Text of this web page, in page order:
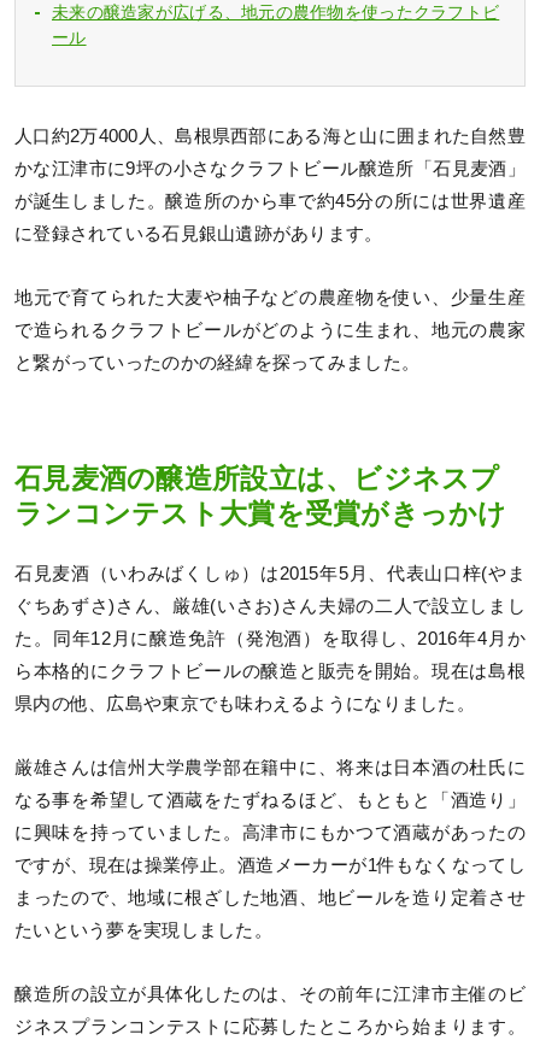
未来の醸造家が広げる、地元の農作物を使ったクラフトビ
ール
人口約2万4000人、島根県西部にある海と山に囲まれた自然豊
かな江津市に9坪の小さなクラフトビール醸造所「石見麦酒」
が誕生しました。醸造所のから車で約45分の所には世界遺産
に登録されている石見銀山遺跡があります。
地元で育てられた大麦や柚子などの農産物を使い、少量生産
で造られるクラフトビールがどのように生まれ、地元の農家
と繋がっていったのかの経緯を探ってみました。
石見麦酒の醸造所設立は、ビジネスプ
ランコンテスト大賞を受賞がきっかけ
石見麦酒（いわみばくしゅ）は2015年5月、代表山口梓(やま
ぐちあずさ)さん、厳雄(いさお)さん夫婦の二人で設立しまし
た。同年12月に醸造免許（発泡酒）を取得し、2016年4月か
ら本格的にクラフトビールの醸造と販売を開始。現在は島根
県内の他、広島や東京でも味わえるようになりました。
厳雄さんは信州大学農学部在籍中に、将来は日本酒の杜氏に
なる事を希望して酒蔵をたずねるほど、もともと「酒造り」
に興味を持っていました。高津市にもかつて酒蔵があったの
ですが、現在は操業停止。酒造メーカーが1件もなくなってし
まったので、地域に根ざした地酒、地ビールを造り定着させ
たいという夢を実現しました。
醸造所の設立が具体化したのは、その前年に江津市主催のビ
ジネスプランコンテストに応募したところから始まります。